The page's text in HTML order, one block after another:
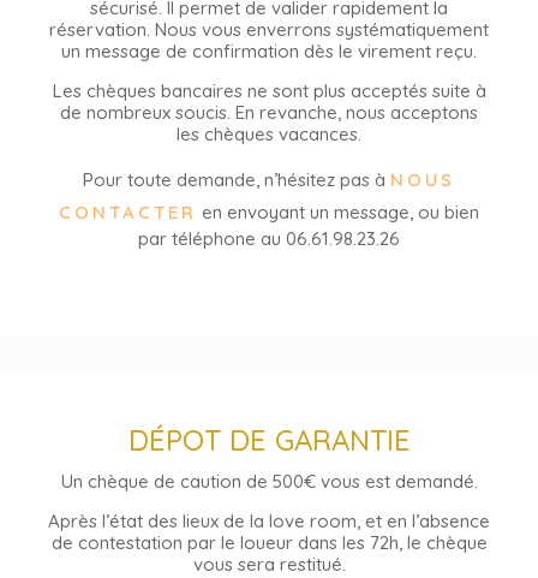
sécurisé. Il permet de valider rapidement la
réservation. Nous vous enverrons systématiquement
un message de confirmation dès le virement reçu.
Les chèques bancaires ne sont plus acceptés suite à
de nombreux soucis. En revanche, nous acceptons
les chèques vacances.
Pour toute demande, n’hésitez pas à NOUS
CONTACTER en envoyant un message, ou bien
par téléphone au 06.61.98.23.26
DÉPOT DE GARANTIE
Un chèque de caution de 500€ vous est demandé.
Après l’état des lieux de la love room, et en l’absence
de contestation par le loueur dans les 72h, le chèque
vous sera restitué.